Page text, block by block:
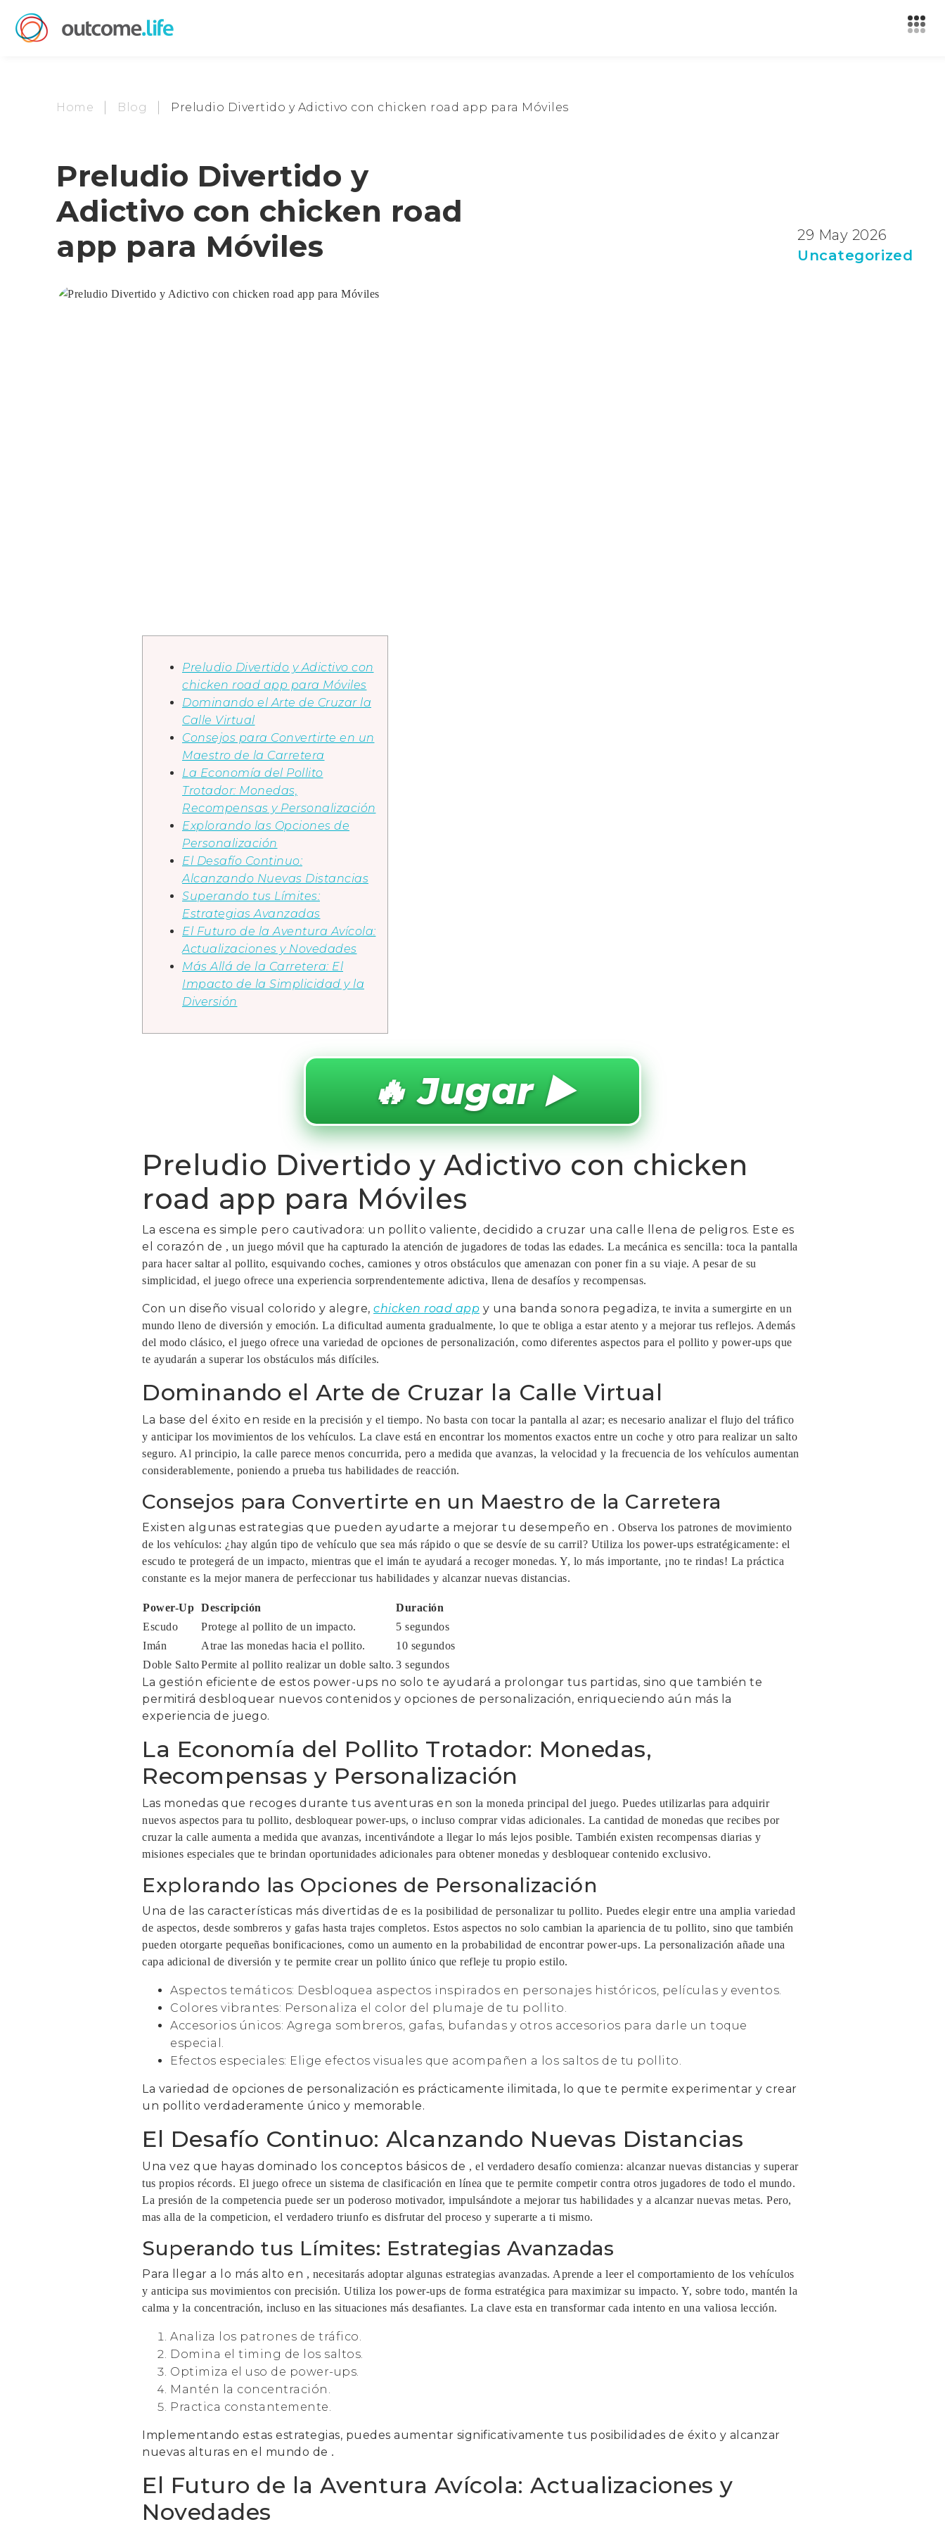
Home Blog Preludio Divertido y Adictivo con chicken road app para Móviles
Preludio Divertido y
Adictivo con chicken road
app para Móviles
29 May 2026
Uncategorized
Preludio Divertido y Adictivo con
chicken road app para Móviles
Dominando el Arte de Cruzar la
Calle Virtual
Consejos para Convertirte en un
Maestro de la Carretera
La Economía del Pollito
Trotador: Monedas,
Recompensas y Personalización
Explorando las Opciones de
Personalización
El Desafío Continuo:
Alcanzando Nuevas Distancias
Superando tus Límites:
Estrategias Avanzadas
El Futuro de la Aventura Avícola:
Actualizaciones y Novedades
Más Allá de la Carretera: El
Impacto de la Simplicidad y la
Diversión
🔥 Jugar ▶️
Preludio Divertido y Adictivo con chicken
road app para Móviles
La escena es simple pero cautivadora: un pollito valiente, decidido a cruzar una calle llena de peligros. Este es
el corazón de , un juego móvil que ha capturado la atención de jugadores de todas las edades. La mecánica es sencilla: toca la pantalla
para hacer saltar al pollito, esquivando coches, camiones y otros obstáculos que amenazan con poner fin a su viaje. A pesar de su
simplicidad, el juego ofrece una experiencia sorprendentemente adictiva, llena de desafíos y recompensas.
Con un diseño visual colorido y alegre, chicken road app y una banda sonora pegadiza, te invita a sumergirte en un
mundo lleno de diversión y emoción. La dificultad aumenta gradualmente, lo que te obliga a estar atento y a mejorar tus reflejos. Además
del modo clásico, el juego ofrece una variedad de opciones de personalización, como diferentes aspectos para el pollito y power-ups que
te ayudarán a superar los obstáculos más difíciles.
Dominando el Arte de Cruzar la Calle Virtual
La base del éxito en reside en la precisión y el tiempo. No basta con tocar la pantalla al azar; es necesario analizar el flujo del tráfico
y anticipar los movimientos de los vehículos. La clave está en encontrar los momentos exactos entre un coche y otro para realizar un salto
seguro. Al principio, la calle parece menos concurrida, pero a medida que avanzas, la velocidad y la frecuencia de los vehículos aumentan
considerablemente, poniendo a prueba tus habilidades de reacción.
Consejos para Convertirte en un Maestro de la Carretera
Existen algunas estrategias que pueden ayudarte a mejorar tu desempeño en . Observa los patrones de movimiento
de los vehículos: ¿hay algún tipo de vehículo que sea más rápido o que se desvíe de su carril? Utiliza los power-ups estratégicamente: el
escudo te protegerá de un impacto, mientras que el imán te ayudará a recoger monedas. Y, lo más importante, ¡no te rindas! La práctica
constante es la mejor manera de perfeccionar tus habilidades y alcanzar nuevas distancias.
Power-Up Descripción
Duración
Escudo
Protege al pollito de un impacto.
5 segundos
Imán
Atrae las monedas hacia el pollito.
10 segundos
Doble SaltoPermite al pollito realizar un doble salto. 3 segundos
La gestión eficiente de estos power-ups no solo te ayudará a prolongar tus partidas, sino que también te
permitirá desbloquear nuevos contenidos y opciones de personalización, enriqueciendo aún más la
experiencia de juego.
La Economía del Pollito Trotador: Monedas,
Recompensas y Personalización
Las monedas que recoges durante tus aventuras en son la moneda principal del juego. Puedes utilizarlas para adquirir
nuevos aspectos para tu pollito, desbloquear power-ups, o incluso comprar vidas adicionales. La cantidad de monedas que recibes por
cruzar la calle aumenta a medida que avanzas, incentivándote a llegar lo más lejos posible. También existen recompensas diarias y
misiones especiales que te brindan oportunidades adicionales para obtener monedas y desbloquear contenido exclusivo.
Explorando las Opciones de Personalización
Una de las características más divertidas de es la posibilidad de personalizar tu pollito. Puedes elegir entre una amplia variedad
de aspectos, desde sombreros y gafas hasta trajes completos. Estos aspectos no solo cambian la apariencia de tu pollito, sino que también
pueden otorgarte pequeñas bonificaciones, como un aumento en la probabilidad de encontrar power-ups. La personalización añade una
capa adicional de diversión y te permite crear un pollito único que refleje tu propio estilo.
Aspectos temáticos: Desbloquea aspectos inspirados en personajes históricos, películas y eventos.
Colores vibrantes: Personaliza el color del plumaje de tu pollito.
Accesorios únicos: Agrega sombreros, gafas, bufandas y otros accesorios para darle un toque
especial.
Efectos especiales: Elige efectos visuales que acompañen a los saltos de tu pollito.
La variedad de opciones de personalización es prácticamente ilimitada, lo que te permite experimentar y crear
un pollito verdaderamente único y memorable.
El Desafío Continuo: Alcanzando Nuevas Distancias
Una vez que hayas dominado los conceptos básicos de , el verdadero desafío comienza: alcanzar nuevas distancias y superar
tus propios récords. El juego ofrece un sistema de clasificación en línea que te permite competir contra otros jugadores de todo el mundo.
La presión de la competencia puede ser un poderoso motivador, impulsándote a mejorar tus habilidades y a alcanzar nuevas metas. Pero,
mas alla de la competicion, el verdadero triunfo es disfrutar del proceso y superarte a ti mismo.
Superando tus Límites: Estrategias Avanzadas
Para llegar a lo más alto en , necesitarás adoptar algunas estrategias avanzadas. Aprende a leer el comportamiento de los vehículos
y anticipa sus movimientos con precisión. Utiliza los power-ups de forma estratégica para maximizar su impacto. Y, sobre todo, mantén la
calma y la concentración, incluso en las situaciones más desafiantes. La clave esta en transformar cada intento en una valiosa lección.
Analiza los patrones de tráfico.
Domina el timing de los saltos.
Optimiza el uso de power-ups.
Mantén la concentración.
Practica constantemente.
Implementando estas estrategias, puedes aumentar significativamente tus posibilidades de éxito y alcanzar
nuevas alturas en el mundo de .
El Futuro de la Aventura Avícola: Actualizaciones y
Novedades